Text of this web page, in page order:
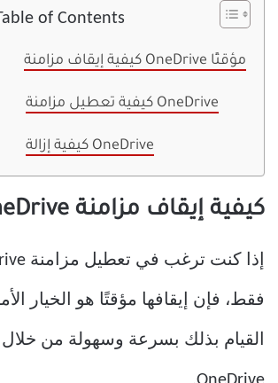
of Contents
كيفية إيقاف مزامنة OneDrive مؤقتًا
كيفية تعطيل مزامنة OneDrive
كيفية إزالة OneDrive
كيفية إيقاف مزامنة OneDrive مؤقتًا
فقط، فإن إيقافها مؤقتًا هو الخيار
القيام بذلك بسرعة وسهولة من خلال